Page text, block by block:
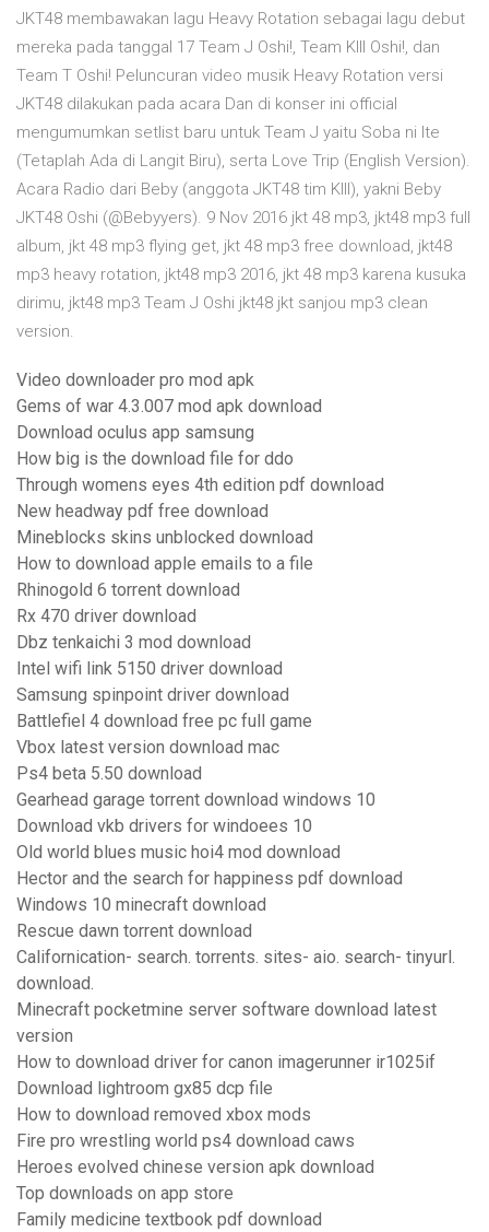
JKT48 membawakan lagu Heavy Rotation sebagai lagu debut
mereka pada tanggal 17 Team J Oshi!, Team KIII Oshi!, dan
Team T Oshi! Peluncuran video musik Heavy Rotation versi
JKT48 dilakukan pada acara Dan di konser ini official
mengumumkan setlist baru untuk Team J yaitu Soba ni Ite
(Tetaplah Ada di Langit Biru), serta Love Trip (English Version).
Acara Radio dari Beby (anggota JKT48 tim KIII), yakni Beby
JKT48 Oshi (@Bebyyers). 9 Nov 2016 jkt 48 mp3, jkt48 mp3 full
album, jkt 48 mp3 flying get, jkt 48 mp3 free download, jkt48
mp3 heavy rotation, jkt48 mp3 2016, jkt 48 mp3 karena kusuka
dirimu, jkt48 mp3 Team J Oshi jkt48 jkt sanjou mp3 clean
version.
Video downloader pro mod apk
Gems of war 4.3.007 mod apk download
Download oculus app samsung
How big is the download file for ddo
Through womens eyes 4th edition pdf download
New headway pdf free download
Mineblocks skins unblocked download
How to download apple emails to a file
Rhinogold 6 torrent download
Rx 470 driver download
Dbz tenkaichi 3 mod download
Intel wifi link 5150 driver download
Samsung spinpoint driver download
Battlefiel 4 download free pc full game
Vbox latest version download mac
Ps4 beta 5.50 download
Gearhead garage torrent download windows 10
Download vkb drivers for windoees 10
Old world blues music hoi4 mod download
Hector and the search for happiness pdf download
Windows 10 minecraft download
Rescue dawn torrent download
Californication- search. torrents. sites- aio. search- tinyurl.
download.
Minecraft pocketmine server software download latest
version
How to download driver for canon imagerunner ir1025if
Download lightroom gx85 dcp file
How to download removed xbox mods
Fire pro wrestling world ps4 download caws
Heroes evolved chinese version apk download
Top downloads on app store
Family medicine textbook pdf download